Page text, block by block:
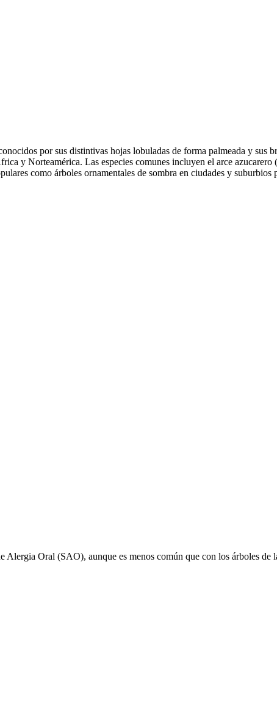
por sus distintivas hojas lobuladas de forma palmeada y sus
y Norteamérica. Las especies comunes incluyen el arce azucarero (
como árboles ornamentales de sombra en ciudades y
Alergia Oral (SAO), aunque es menos común que con los árboles